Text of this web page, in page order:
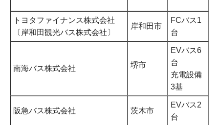
トヨタファイナンス株式会社
〔岸和田観光バス株式会社〕
岸和田市
FCバス1
台
南海バス株式会社 堺市
EVバス6
台
充電設備
3基
阪急バス株式会社 茨木市
EVバス2
台